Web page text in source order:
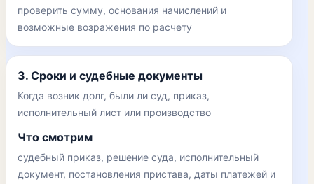
проверить сумму, основания начислений и
возможные возражения по расчету
3. Сроки и судебные документы
Когда возник долг, были ли суд, приказ,
исполнительный лист или производство
Что смотрим
судебный приказ, решение суда, исполнительный
документ, постановления пристава, даты платежей и